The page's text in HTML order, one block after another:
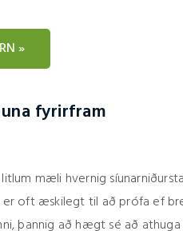
»
fyrirfram
mæli hvernig
er oft æskilegt til að prófa ef
þannig að hægt sé að